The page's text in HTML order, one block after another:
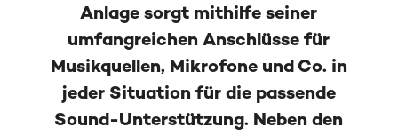
Anlage sorgt mithilfe seiner
umfangreichen Anschlüsse für
Musikquellen, Mikrofone und Co. in
jeder Situation für die passende
Sound-Unterstützung. Neben den